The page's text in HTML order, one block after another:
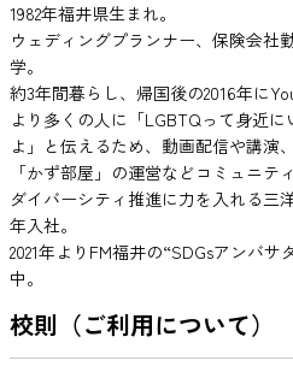
1982年福井県生まれ。
ウェディングプランナー、保険会社
学。
約3年間暮らし、帰国後の2016年に
より多くの人に「LGBTQって身近
よ」と伝えるため、動画配信や講演
「かず部屋」の運営などコミュニテ
ダイバーシティ推進に力を入れる三
年入社。
2021年よりFM福井の“SDGsアンバ
中。
校則（ご利用について）